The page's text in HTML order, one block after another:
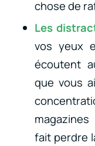
chose de
Les
vos yeux
écoutent
que vous
fait perdre